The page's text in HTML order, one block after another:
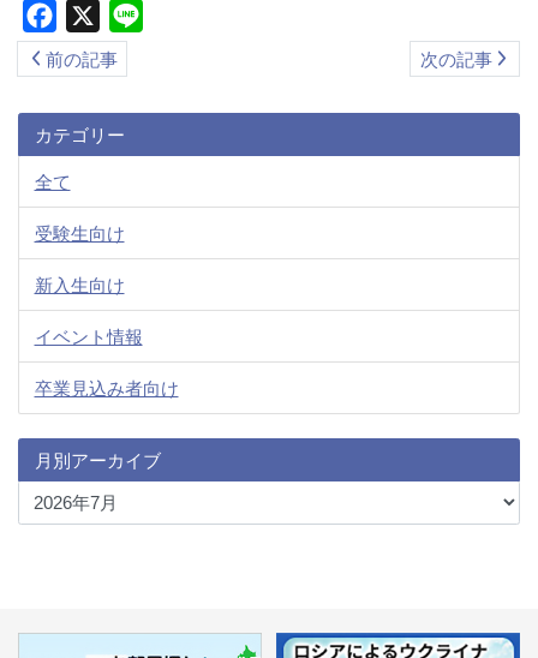
Facebook
前の記事 次の記事
カテゴリー
全て
受験生向け
新入生向け
イベント情報
卒業見込み者向け
月別アーカイブ